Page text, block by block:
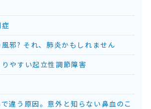
邪? それ、肺炎かもしれません
やすい起立性調節障害
違う原因。意外と知らない鼻血のこ